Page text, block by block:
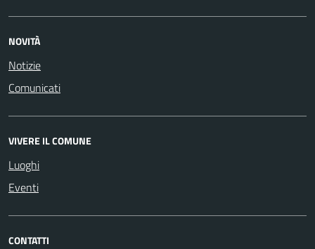
NOVITÀ
Notizie
Comunicati
VIVERE IL COMUNE
Luoghi
Eventi
CONTATTI